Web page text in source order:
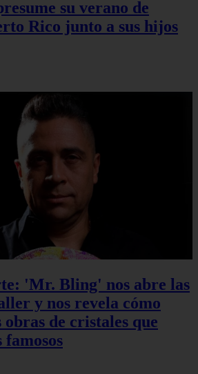
su verano de
Rico junto a sus hijos
'Mr. Bling' nos abre las
y nos revela cómo
obras de cristales que
famosos